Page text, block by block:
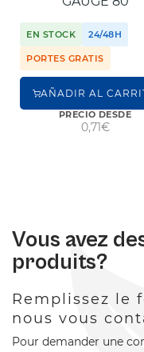
EN STOCK 24/48H
PORTES GRATIS
AÑADIR AL
PRECIO DESDE
0,71€
Vous avez
produits?
Remplissez le
nous vous
Pour demander une